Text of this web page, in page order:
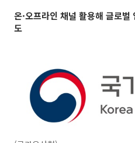
온·오프라인 채널 활용해 글로
도